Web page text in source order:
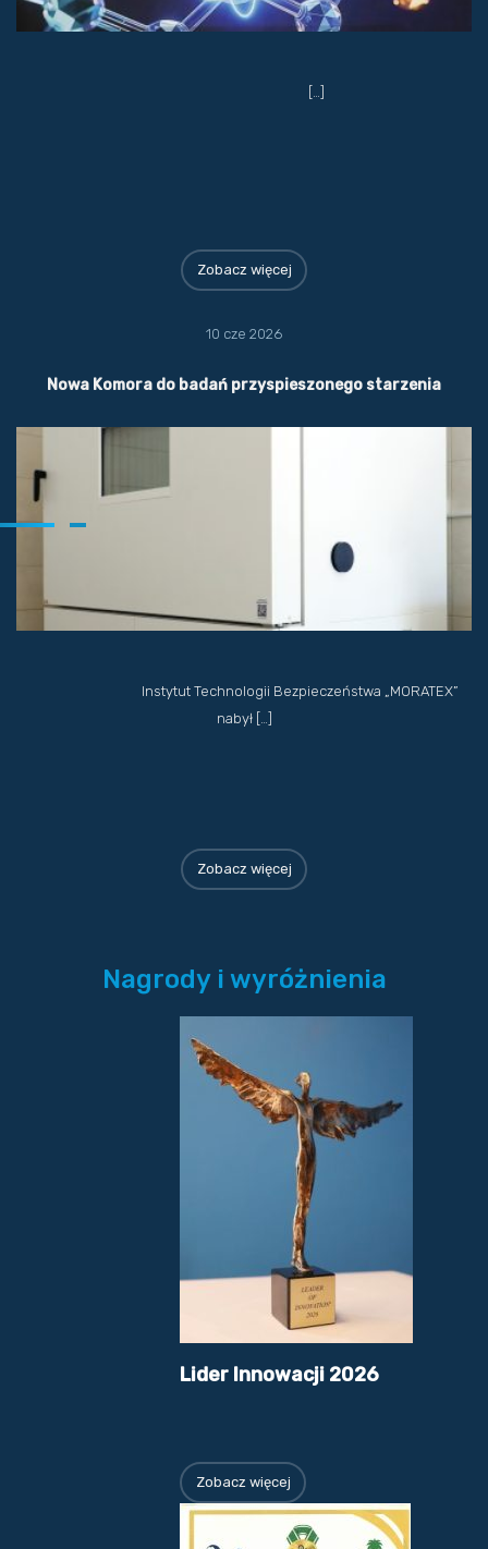
[…]
Zobacz więcej
10 cze 2026
Nowa Komora do badań przyspieszonego starzenia
Instytut Technologii Bezpieczeństwa „MORATEX”
nabył […]
Zobacz więcej
Nagrody i wyróżnienia
Lider Innowacji 2026
Zobacz więcej